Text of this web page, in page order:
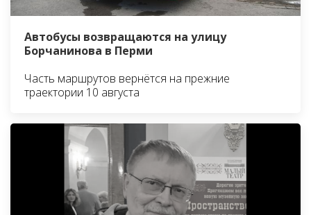
Автобусы возвращаются на улицу
Борчанинова в Перми
Часть маршрутов вернётся на прежние
траектории 10 августа